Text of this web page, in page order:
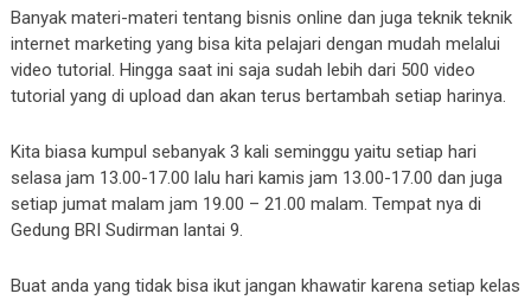
Banyak materi-materi tentang bisnis online dan juga teknik teknik
internet marketing yang bisa kita pelajari dengan mudah melalui
video tutorial. Hingga saat ini saja sudah lebih dari 500 video
tutorial yang di upload dan akan terus bertambah setiap harinya.
Kita biasa kumpul sebanyak 3 kali seminggu yaitu setiap hari
selasa jam 13.00-17.00 lalu hari kamis jam 13.00-17.00 dan juga
setiap jumat malam jam 19.00 – 21.00 malam. Tempat nya di
Gedung BRI Sudirman lantai 9.
Buat anda yang tidak bisa ikut jangan khawatir karena setiap kelas